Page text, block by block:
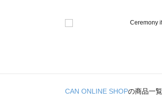
CAN ONLINE SHOPの商品一覧